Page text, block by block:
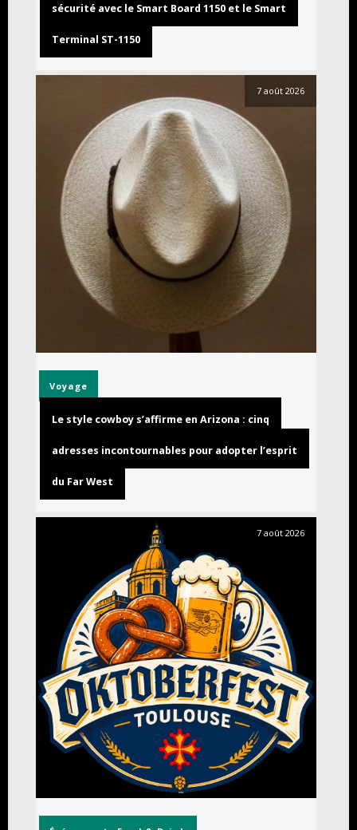
sécurité avec le Smart Board 1150 et le Smart
Terminal ST-1150
7 août 2026
Voyage
Le style cowboy s’affirme en Arizona : cinq
adresses incontournables pour adopter l’esprit
du Far West
7 août 2026